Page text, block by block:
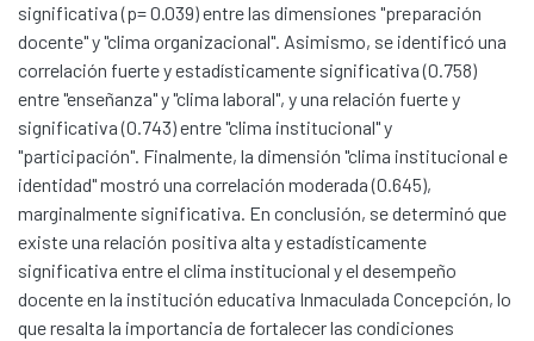
Communities & Collections
All of DSpace
Statistics
Contacto
significativa (p= 0.039) entre las dimensiones "preparación
docente" y "clima organizacional". Asimismo, se identificó una
correlación fuerte y estadísticamente significativa (0.758)
entre "enseñanza" y "clima laboral", y una relación fuerte y
significativa (0.743) entre "clima institucional" y
"participación". Finalmente, la dimensión "clima institucional e
identidad" mostró una correlación moderada (0.645),
marginalmente significativa. En conclusión, se determinó que
existe una relación positiva alta y estadísticamente
significativa entre el clima institucional y el desempeño
docente en la institución educativa Inmaculada Concepción, lo
que resalta la importancia de fortalecer las condiciones